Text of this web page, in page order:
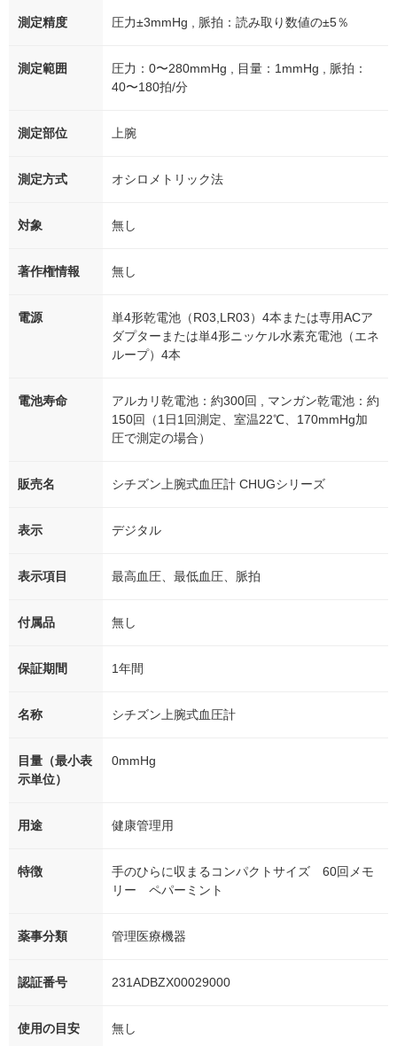
測定精度 圧力±3mmHg , 脈拍：読み取り数値の±5％
測定範囲
圧力：0〜280mmHg , 目量：1mmHg , 脈拍：
40〜180拍/分
測定部位 上腕
測定方式 オシロメトリック法
対象 無し
著作権情報 無し
電源
単4形乾電池（R03,LR03）4本または専用ACア
ダプターまたは単4形ニッケル水素充電池（エネ
ループ）4本
電池寿命
アルカリ乾電池：約300回 , マンガン乾電池：約
150回（1日1回測定、室温22℃、170mmHg加
圧で測定の場合）
販売名 シチズン上腕式血圧計 CHUGシリーズ
表示 デジタル
表示項目 最高血圧、最低血圧、脈拍
付属品 無し
保証期間 1年間
名称 シチズン上腕式血圧計
目量（最小表
示単位）
0mmHg
用途 健康管理用
特徴
手のひらに収まるコンパクトサイズ 60回メモ
リー ペパーミント
薬事分類 管理医療機器
認証番号 231ADBZX00029000
使用の目安 無し